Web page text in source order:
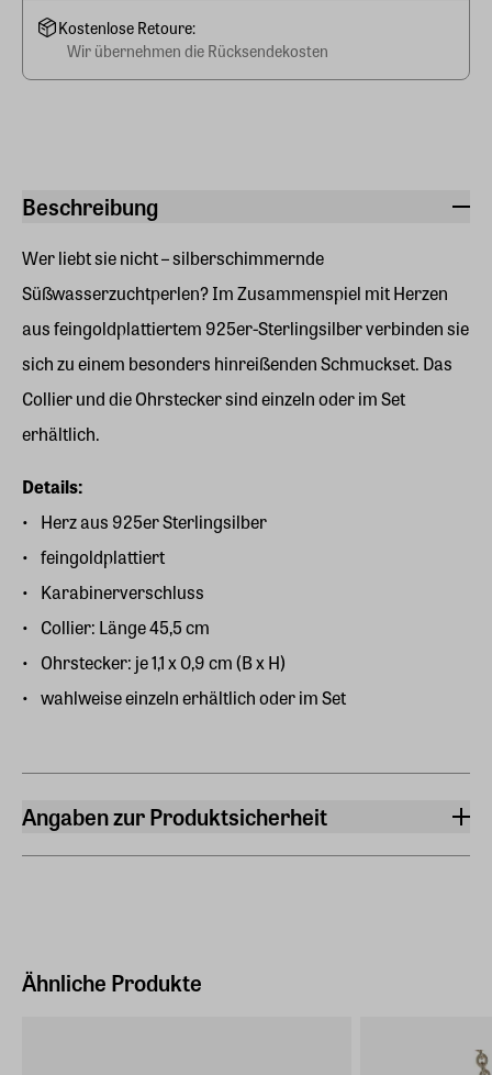
Beschreibung
Wer liebt sie nicht – silberschimmernde
Süßwasserzuchtperlen? Im Zusammenspiel mit Herzen
aus feingoldplattiertem 925er-Sterlingsilber verbinden sie
sich zu einem besonders hinreißenden Schmuckset. Das
Collier und die Ohrstecker sind einzeln oder im Set
erhältlich.
Details:
Herz aus 925er Sterlingsilber
feingoldplattiert
Karabinerverschluss
Collier: Länge 45,5 cm
Ohrstecker: je 1,1 x 0,9 cm (B x H)
wahlweise einzeln erhältlich oder im Set
Angaben zur Produktsicherheit
Deutschland (EU)
Kostenlose Retoure:
Wir übernehmen die Rücksendekosten
Ähnliche Produkte